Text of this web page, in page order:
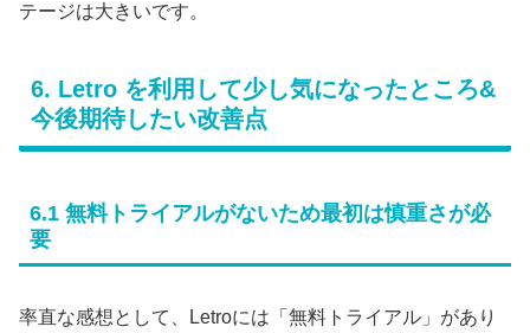
テージは大きいです。
6. Letro を利用して少し気になったところ&
今後期待したい改善点
6.1 無料トライアルがないため最初は慎重さが必
要
率直な感想として、Letroには「無料トライアル」があり